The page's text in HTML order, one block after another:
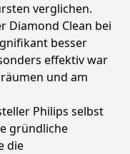
verglichen.
Diamond Clean bei
besser
effektiv war
und am
Philips selbst
gründliche
die